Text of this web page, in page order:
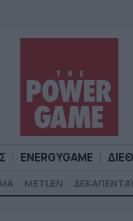
ENERGYGAME
METLEN